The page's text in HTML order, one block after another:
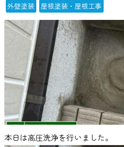
外壁塗装 屋根塗装・屋根工事
本日は高圧洗浄を行いました。